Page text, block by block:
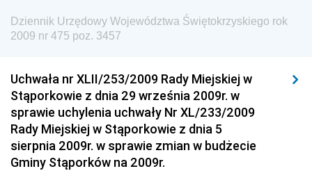
Dziennik Urzędowy Komendy Głównej Straży
Granicznej
Drogowego
Dziennik Urzędowy Narodowego Banku Polskiego
Dziennik Urzędowy Komendy Głównej Policji
Dziennik Urzędowy Ministra Pracy i Polityki
Społecznej
Dziennik Urzędowy Województwa Świętokrzyskiego rok
2009 nr 475 poz. 3457
Uchwała nr XLII/253/2009 Rady Miejskiej w
Stąporkowie z dnia 29 września 2009r. w
sprawie uchylenia uchwały Nr XL/233/2009
Rady Miejskiej w Stąporkowie z dnia 5
sierpnia 2009r. w sprawie zmian w budżecie
Gminy Stąporków na 2009r.